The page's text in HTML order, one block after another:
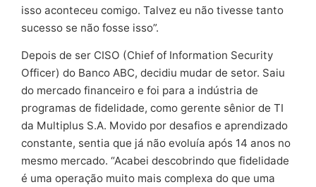
isso aconteceu comigo. Talvez eu não tivesse tanto
sucesso se não fosse isso”.
Depois de ser CISO (Chief of Information Security
Officer) do Banco ABC, decidiu mudar de setor. Saiu
do mercado financeiro e foi para a indústria de
programas de fidelidade, como gerente sênior de TI
da Multiplus S.A. Movido por desafios e aprendizado
constante, sentia que já não evoluía após 14 anos no
mesmo mercado. “Acabei descobrindo que fidelidade
é uma operação muito mais complexa do que uma